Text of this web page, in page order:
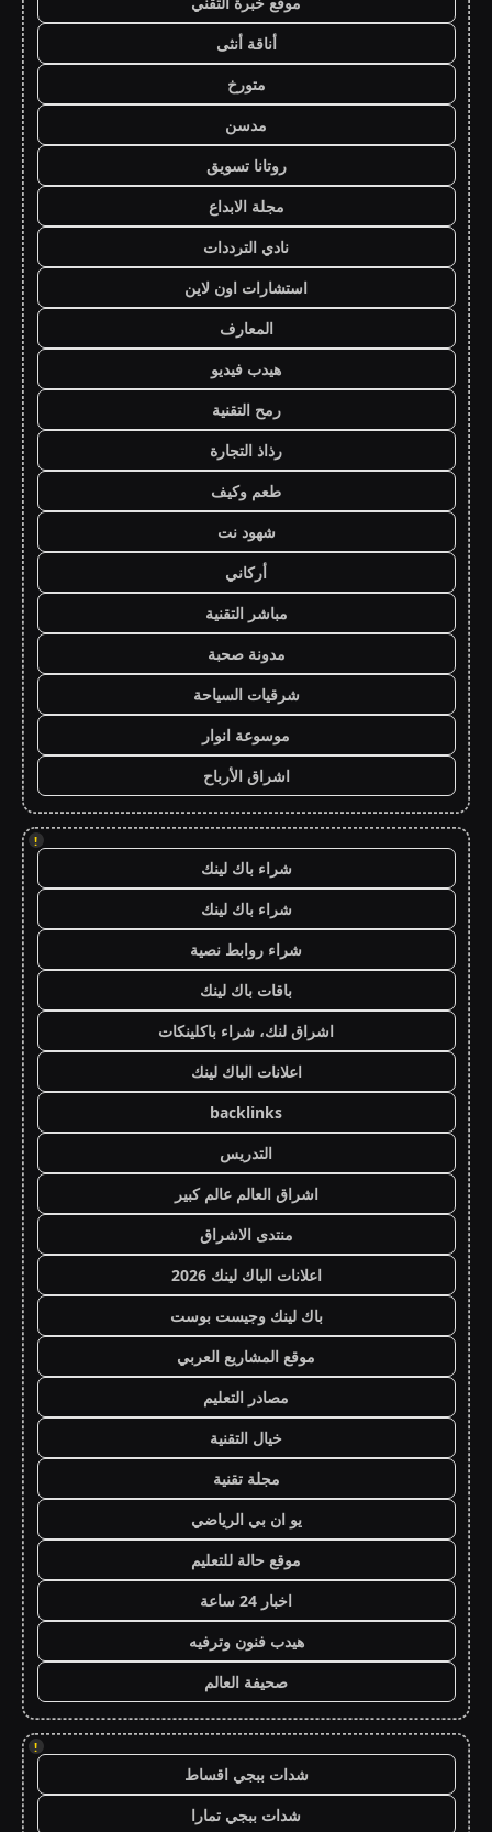
أناقة أنثى
متورخ
مدسن
روتانا تسويق
مجلة الابداع
نادي الترددات
استشارات اون لاين
المعارف
هيدب فيديو
رمح التقنية
رذاذ التجارة
طعم وكيف
شهود نت
أركاني
مباشر التقنية
مدونة صحبة
شرقيات السياحة
موسوعة انوار
اشراق الأرباح
!
شراء باك لينك
شراء باك لينك
شراء روابط نصية
باقات باك لينك
اشراق لنك، شراء باكلينكات
اعلانات الباك لينك
backlinks
التدريس
اشراق العالم عالم كبير
منتدى الاشراق
اعلانات الباك لينك 2026
باك لينك وجيست بوست
موقع المشاريع العربي
مصادر التعليم
خيال التقنية
مجلة تقنية
يو ان بي الرياضي
موقع حالة للتعليم
اخبار 24 ساعة
هيدب فنون وترفيه
صحيفة العالم
!
شدات ببجي اقساط
شدات ببجي تمارا